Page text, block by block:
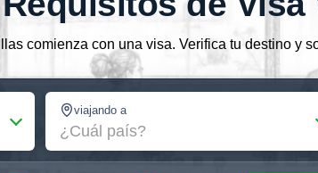
comienza con una visa. Verifica tu destino y
viajando a
¿Cuál país?